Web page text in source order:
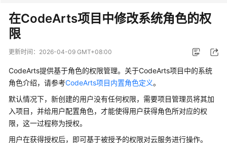
介
绍
计
费
说
明
快
速
入
在CodeArts项目中修改系统角色的权
限
更新时间： 2026-04-09 GMT+08:00
CodeArts提供基于角色的权限管理。关于CodeArts项目中的系统
角色介绍，请参考CodeArts项目内置角色定义。
默认情况下，新创建的用户没有任何权限，需要项目管理员将其加
入项目，并给用户配置角色，才能使得用户获得角色所对应的权
限，这一过程称为授权。
用户在获得授权后，即可基于被授予的权限对云服务进行操作。